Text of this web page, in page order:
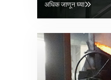
अधिक जाणून घ्या